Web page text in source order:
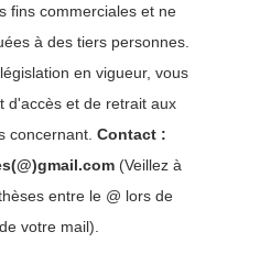
fins commerciales et ne
à des tiers personnes.
en vigueur, vous
d'accès et de retrait aux
concernant. Contact :
(Veillez à
entre le @ lors de
votre mail).